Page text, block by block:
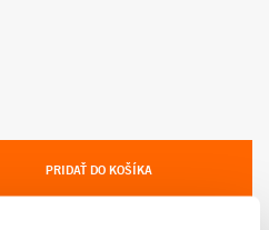
PRIDAŤ DO KOŠÍKA